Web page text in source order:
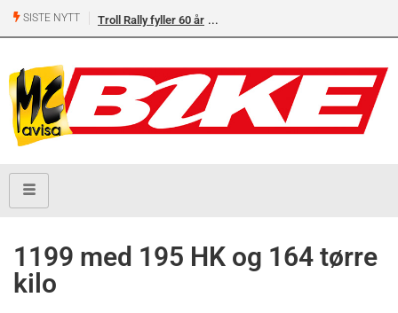
SISTE NYTT Troll Rally fyller 60 år
1199 med 195 HK og 164 tørre
kilo